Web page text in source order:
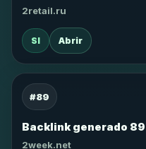
2retail.ru
SI Abrir
#89
Backlink generado 89
2week.net